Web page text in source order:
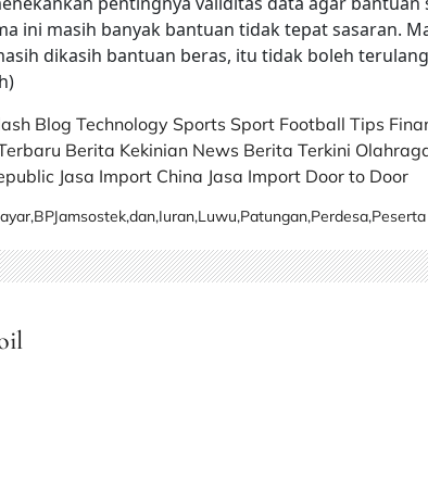
ini masih banyak bantuan tidak tepat sasaran.
dikasih bantuan beras, itu tidak boleh
Blog Technology Sports Sport Football Tips
Berita Kekinian News Berita Terkini
Jasa Import China Jasa Import Door to Door
,BPJamsostek,dan,Iuran,Luwu,Patungan,Perdesa,Peserta